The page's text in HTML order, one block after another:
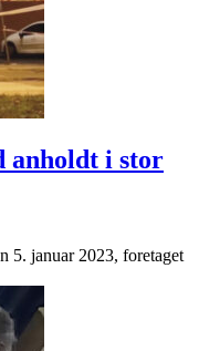
anholdt i stor
5. januar 2023, foretaget